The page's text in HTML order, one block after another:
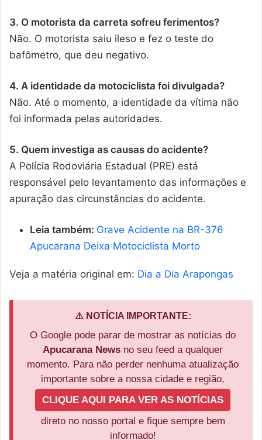
3. O motorista da carreta sofreu ferimentos?
Não. O motorista saiu ileso e fez o teste do
bafômetro, que deu negativo.
4. A identidade da motociclista foi divulgada?
Não. Até o momento, a identidade da vítima não
foi informada pelas autoridades.
5. Quem investiga as causas do acidente?
A Polícia Rodoviária Estadual (PRE) está
responsável pelo levantamento das informações e
apuração das circunstâncias do acidente.
Leia também: Grave Acidente na BR-376
Apucarana Deixa Motociclista Morto
Veja a matéria original em: Dia a Dia Arapongas
⚠️ NOTÍCIA IMPORTANTE:
O Google pode parar de mostrar as notícias do
Apucarana News no seu feed a qualquer
momento. Para não perder nenhuma atualização
importante sobre a nossa cidade e região,
CLIQUE AQUI PARA VER AS NOTÍCIAS
direto no nosso portal e fique sempre bem
informado!